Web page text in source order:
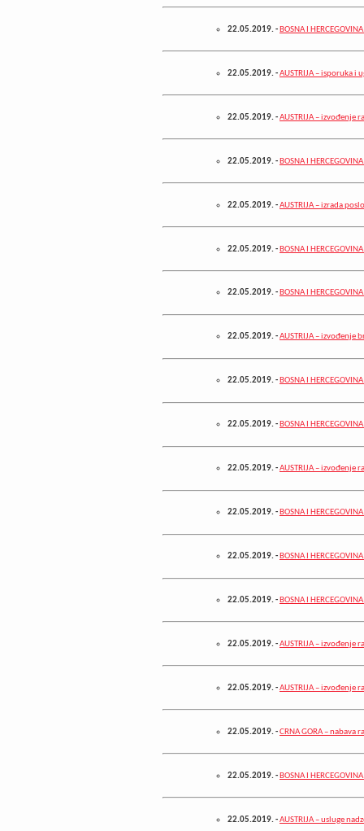
22.05.2019.- BOSNA I
22.05.2019.-AUSTRIJA – isporuka i
22.05.2019.-AUSTRIJA – izvođenje
22.05.2019.- BOSNA I
22.05.2019.-AUSTRIJA – izrada
22.05.2019.- BOSNA I
22.05.2019.-BOSNA I
22.05.2019.-AUSTRIJA – izvođenje
22.05.2019.-BOSNA I
22.05.2019.-BOSNA I
22.05.2019.-AUSTRIJA – izvođenje
22.05.2019.- BOSNA I
22.05.2019.- BOSNA I
22.05.2019.- BOSNA I
22.05.2019.-AUSTRIJA – izvođenje
22.05.2019.-AUSTRIJA – izvođenje
22.05.2019.-CRNA GORA – nabava
22.05.2019.- BOSNA I
22.05.2019.-AUSTRIJA – usluge